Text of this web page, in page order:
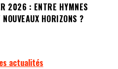
2026 : ENTRE HYMNES
HORIZONS ?
actualités